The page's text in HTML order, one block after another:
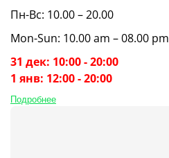
Пн-Вс: 10.00 – 20.00
Mon-Sun: 10.00 am – 08.00 pm
31 дек: 10:00 - 20:00
1 янв: 12:00 - 20:00
Подробнее